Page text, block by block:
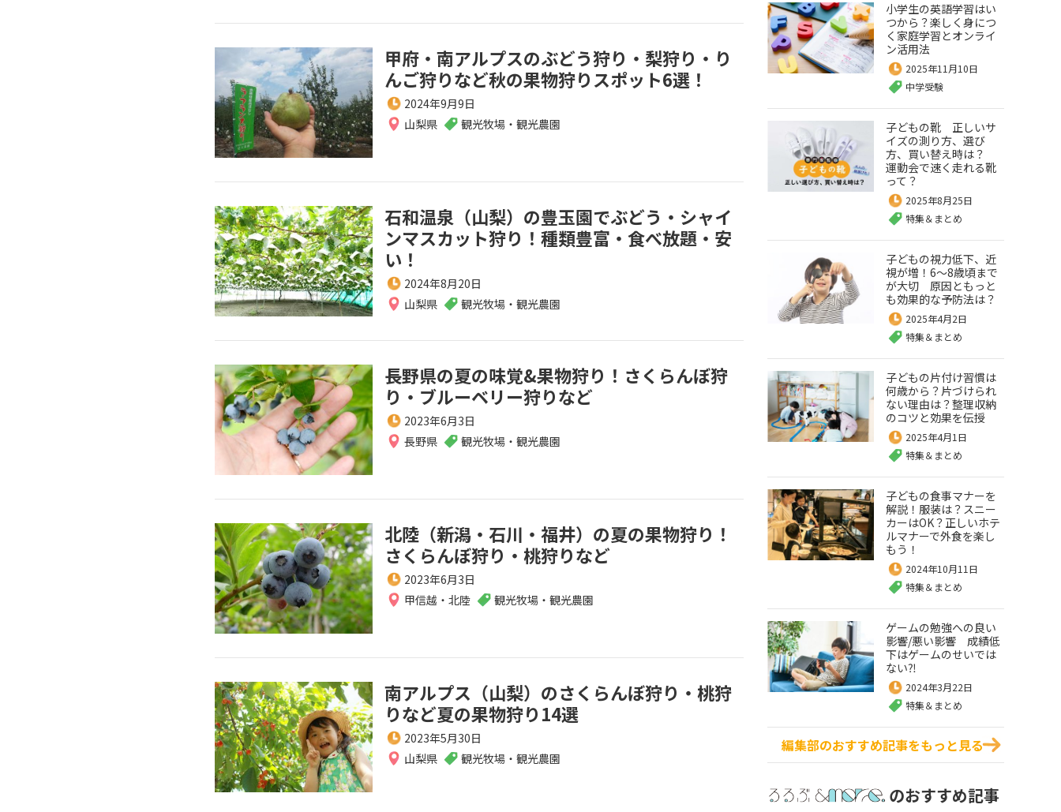
甲府・南アルプスのぶどう狩り・梨狩り・り
んご狩りなど秋の果物狩りスポット6選！
2024年9月9日
山梨県
観光牧場・観光農園
石和温泉（山梨）の豊玉園でぶどう・シャイ
ンマスカット狩り！種類豊富・食べ放題・安
い！
2024年8月20日
山梨県
観光牧場・観光農園
長野県の夏の味覚&果物狩り！さくらんぼ狩
り・ブルーベリー狩りなど
2023年6月3日
長野県
観光牧場・観光農園
北陸（新潟・石川・福井）の夏の果物狩り！
さくらんぼ狩り・桃狩りなど
2023年6月3日
甲信越・北陸
観光牧場・観光農園
南アルプス（山梨）のさくらんぼ狩り・桃狩
りなど夏の果物狩り14選
2023年5月30日
山梨県
観光牧場・観光農園
小学生の英語学習はい
つから？楽しく身につ
く家庭学習とオンライ
ン活用法
2025年11月10日
中学受験
子どもの靴 正しいサ
イズの測り方、選び
方、買い替え時は？
運動会で速く走れる靴
って？
2025年8月25日
特集＆まとめ
子どもの視力低下、近
視が増！6～8歳頃まで
が大切 原因ともっと
も効果的な予防法は？
2025年4月2日
特集＆まとめ
子どもの片付け習慣は
何歳から？片づけられ
ない理由は？整理収納
のコツと効果を伝授
2025年4月1日
特集＆まとめ
子どもの食事マナーを
解説！服装は？スニー
カーはOK？正しいホテ
ルマナーで外食を楽し
もう！
2024年10月11日
特集＆まとめ
ゲームの勉強への良い
影響/悪い影響 成績低
下はゲームのせいでは
ない⁈
2024年3月22日
特集＆まとめ
編集部のおすすめ記事をもっと見る
のおすすめ記事